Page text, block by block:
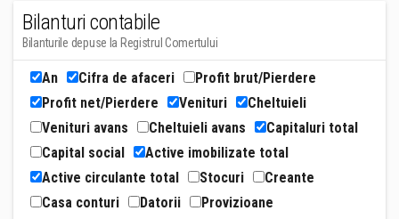
Bilanturi contabile
Bilanturile depuse la Registrul Comertului
An Cifra de afaceri
Profit brut/Pierdere
Profit net/Pierdere
Venituri
Cheltuieli
Venituri avans
Cheltuieli avans
Capitaluri total
Capital social
Active imobilizate total
Active circulante total
Stocuri
Creante
Casa conturi
Datorii
Provizioane